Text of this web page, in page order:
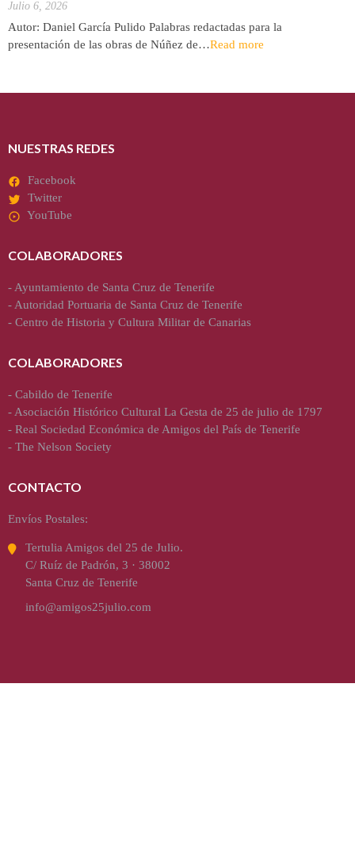
Julio 6, 2026
Autor: Daniel García Pulido Palabras redactadas para la
presentación de las obras de Núñez de…Read more
NUESTRAS REDES
Facebook
Twitter
YouTube
COLABORADORES
-Ayuntamiento de Santa Cruz de Tenerife
-Autoridad Portuaria de Santa Cruz de Tenerife
- Centro de Historia y Cultura Militar de Canarias
COLABORADORES
- Cabildo de Tenerife
-Asociación Histórico Cultural La Gesta de 25 de julio de 1797
- Real Sociedad Económica de Amigos del País de Tenerife
- The Nelson Society
CONTACTO
Envíos Postales:
Tertulia Amigos del 25 de Julio.
C/ Ruíz de Padrón, 3 · 38002
Santa Cruz de Tenerife
info@amigos25julio.com